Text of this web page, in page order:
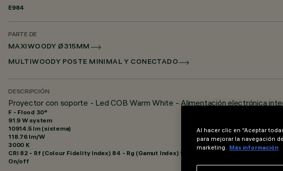
E984
PARTE DE
MAXIWOODY Ø315MM
MULTIWOODY POSTE MINIMAL Y CONECTADO
DESCRIPCIÓN
Proyector con soporte - Led COB Warm White - Alimentación electrónica
F - Flood 30°
91.9 W system
10914.5 lm (sistema)
118.76 lm/W
3000 K
CRI 82 - Rf (Colour Fidelity Index) 84 - Rg (Gamut Index) 95
On/off
Al hacer clic en “Aceptar
para mejorar la navegación
marketing. Más información